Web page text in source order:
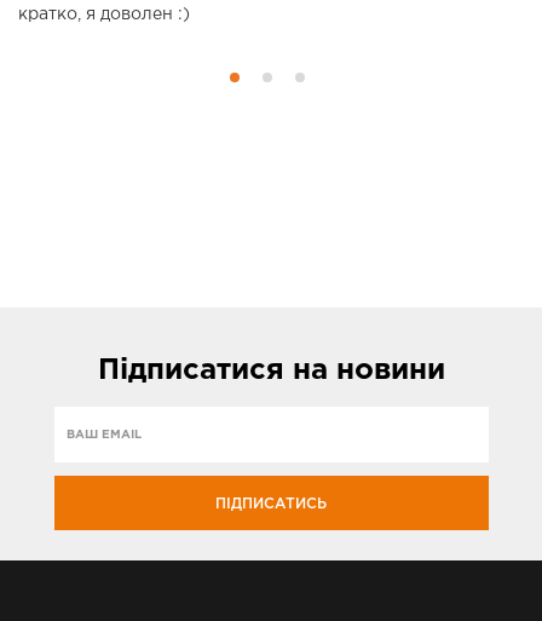
кратко, я доволен :)
Підписатися на новини
ПІДПИСАТИСЬ